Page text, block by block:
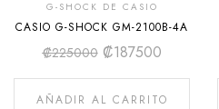
G-SHOCK DE CASIO
CASIO G-SHOCK GM-2100B-4A
₡225000 ₡187500
AÑADIR AL CARRITO